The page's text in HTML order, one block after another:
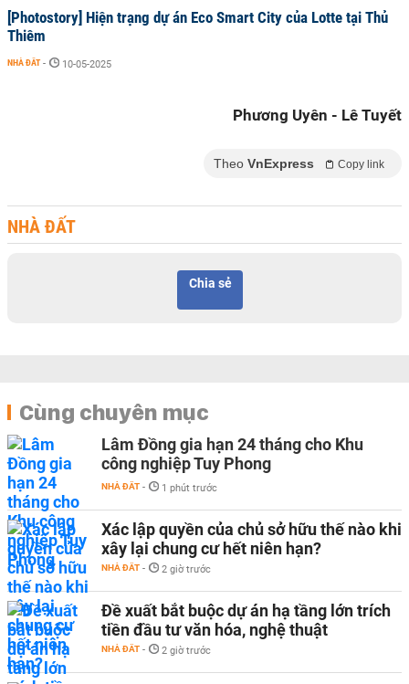
[Photostory] Hiện trạng dự án Eco Smart City của Lotte tại Thủ
Thiêm
NHÀ ĐẤT - 10-05-2025
Phương Uyên - Lê Tuyết
Theo VnExpress Copy link
NHÀ ĐẤT
Chia sẻ
Cùng chuyên mục
Lâm Đồng gia hạn 24 tháng cho Khu
công nghiệp Tuy Phong
NHÀ ĐẤT - 1 phút trước
Xác lập quyền của chủ sở hữu thế nào khi
xây lại chung cư hết niên hạn?
NHÀ ĐẤT - 2 giờ trước
Đề xuất bắt buộc dự án hạ tầng lớn trích
tiền đầu tư văn hóa, nghệ thuật
NHÀ ĐẤT - 2 giờ trước